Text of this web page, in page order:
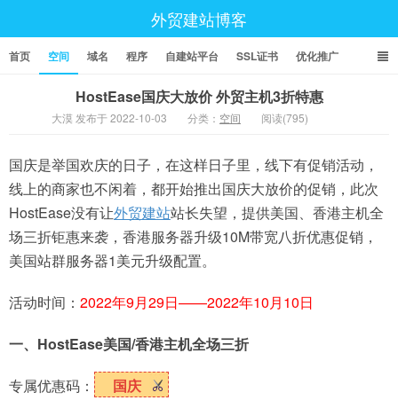
外贸建站博客
首页 空间 域名 程序 自建站平台 SSL证书 优化推广
HostEase国庆大放价 外贸主机3折特惠
大漠 发布于 2022-10-03 分类： 空间 阅读(795)
国庆是举国欢庆的日子，在这样日子里，线下有促销活动，
线上的商家也不闲着，都开始推出国庆大放价的促销，此次
HostEase没有让外贸建站站长失望，提供美国、香港主机全
场三折钜惠来袭，香港服务器升级10M带宽八折优惠促销，
美国站群服务器1美元升级配置。
活动时间： 2022年9月29日——2022年10月10日
一、HostEase美国/香港主机全场三折
专属优惠码： 国庆